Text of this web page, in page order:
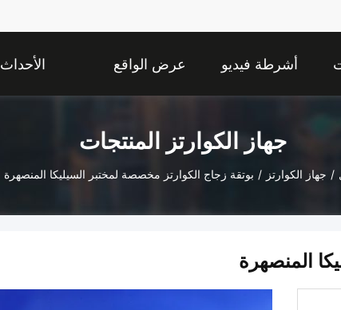
أشرطة فيديو عرض الواقع
الافتراضي
الأحداث
جهاز الكوارتز المنتجات
/ جهاز الكوارتز / بوتقة زجاج الكوارتز مخصصة لمختبر السيليكا المنصهرة
المنصهرة